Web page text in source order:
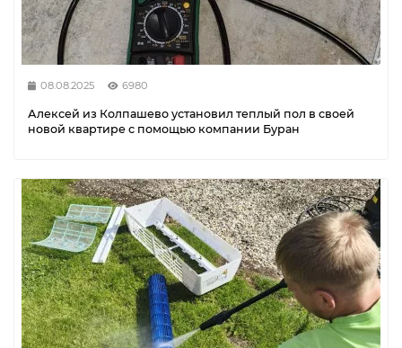
08.08.2025 6980
Алексей из Колпашево установил теплый пол в своей
новой квартире с помощью компании Буран